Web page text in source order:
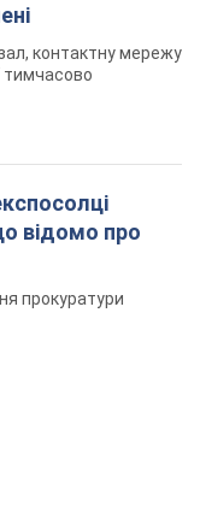
контактну мережу
тимчасово
прокуратури